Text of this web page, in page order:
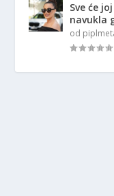
Sve će
navukla
od